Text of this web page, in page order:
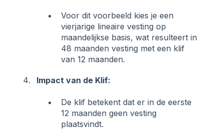
Voor dit voorbeeld kies je een
vierjarige lineaire vesting op
maandelijkse basis, wat resulteert in
48 maanden vesting met een klif
van 12 maanden.
Impact van de Klif:
De klif betekent dat er in de eerste
12 maanden geen vesting
plaatsvindt.